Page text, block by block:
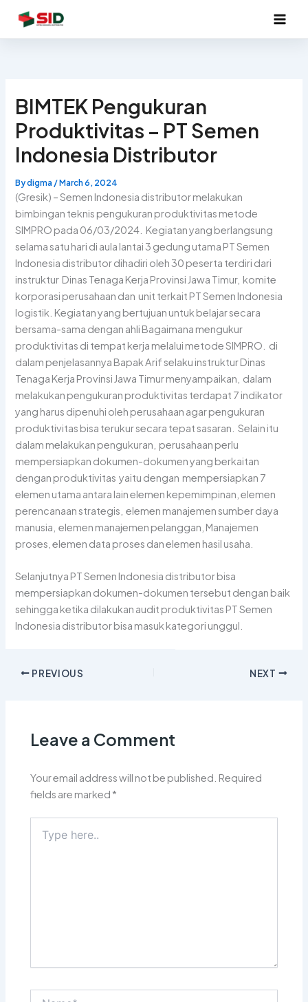
content
BIMTEK Pengukuran
Produktivitas – PT Semen
Indonesia Distributor
Bydigma /March 6, 2024
(Gresik) – Semen Indonesia distributor melakukan
bimbingan teknis pengukuran produktivitas metode
SIMPRO pada 06/03/2024. Kegiatan yang berlangsung
selama satu hari di aula lantai 3 gedung utama PT Semen
Indonesia distributor dihadiri oleh 30 peserta terdiri dari
instruktur Dinas Tenaga Kerja Provinsi Jawa Timur, komite
korporasi perusahaan dan unit terkait PT Semen Indonesia
logistik. Kegiatan yang bertujuan untuk belajar secara
bersama-sama dengan ahli Bagaimana mengukur
produktivitas di tempat kerja melalui metode SIMPRO. di
dalam penjelasannya Bapak Arif selaku instruktur Dinas
Tenaga Kerja Provinsi Jawa Timur menyampaikan, dalam
melakukan pengukuran produktivitas terdapat 7 indikator
yang harus dipenuhi oleh perusahaan agar pengukuran
produktivitas bisa terukur secara tepat sasaran. Selain itu
dalam melakukan pengukuran, perusahaan perlu
mempersiapkan dokumen-dokumen yang berkaitan
dengan produktivitas yaitu dengan mempersiapkan 7
elemen utama antara lain elemen kepemimpinan, elemen
perencanaan strategis, elemen manajemen sumber daya
manusia, elemen manajemen pelanggan, Manajemen
proses, elemen data proses dan elemen hasil usaha.
Selanjutnya PT Semen Indonesia distributor bisa
mempersiapkan dokumen-dokumen tersebut dengan baik
sehingga ketika dilakukan audit produktivitas PT Semen
Indonesia distributor bisa masuk kategori unggul.
PREVIOUS NEXT
Leave a Comment
Your email address will not be published. Required
fields are marked *
here..